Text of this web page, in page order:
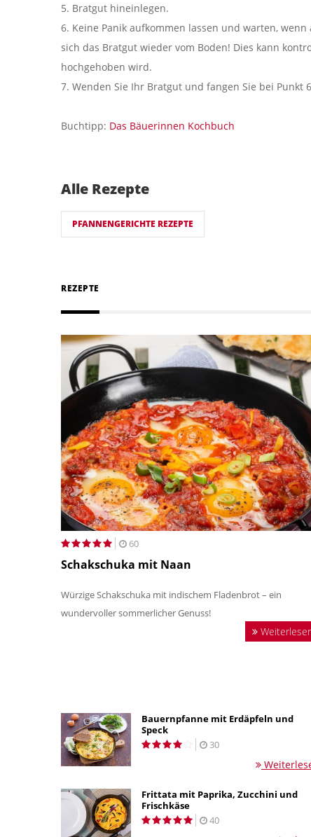
5. Bratgut hineinlegen.
6. Keine Panik aufkommen lassen und warten,
sich das Bratgut wieder vom Boden! Dies kann
hochgehoben wird.
7. Wenden Sie Ihr Bratgut und fangen Sie bei Punkt
Buchtipp: Das Bäuerinnen Kochbuch
Alle Rezepte
PFANNENGERICHTE REZEPTE
REZEPTE
60
Schakschuka mit Naan
Würzige Schakschuka mit indischem Fladenbrot – ein
wundervoller sommerlicher Genuss!
Bauernpfanne mit Erdäpfeln und
Speck
30
Frittata mit Paprika, Zucchini und
Frischkäse
40